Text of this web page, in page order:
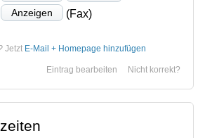
Anzeigen (Fax)
Jetzt E-Mail + Homepage hinzufügen
Nicht korrekt?
Eintrag bearbeiten